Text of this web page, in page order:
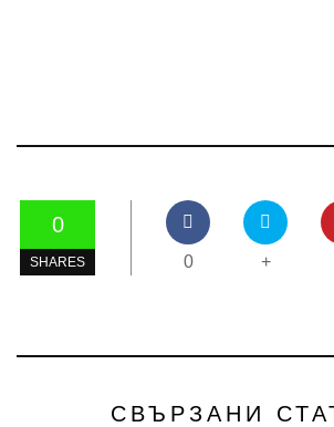
0
SHARES 0 +
СВЪРЗАНИ